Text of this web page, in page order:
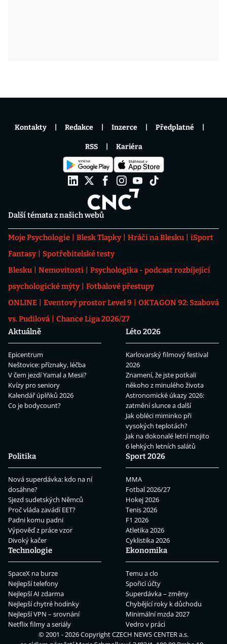
Další témata z našich webů
Moje Psychologie Blesk Tlapky Hráči na Blesku
iSport
Fantasy
Spotřebitelské testy
Blesku
Nemovitosti
Psychologika - podcast rozbíjející
psychologické mýty
Fotbalové přestupy
ONLINE
Eventový prostor Level 9
OKTAGON 92: Szabová
vs. Pudilová
Chance Liga 2026/27
Aktuálně
Epicentrum
Neštovice: příznaky, léčba
V čem jezdí Yamal a Mesii?
Kvízy pro seniory
Kalendář úplňků 2026
Co je bodycount?
Léto 2026
Karlovarský filmový festival
2026
Znamení, že jste potkali
někoho z minulého života
Astronomické úkazy 2026:
zatmění slunce a další
Jak obléci miminko při
vysokých teplotách?
Jak na dokonalé letní mojito
6 lehkých letních salátů
Politika
Nová superdávka: kdo na ní
dosáhne?
Sjezd sudetských Němců
Proč vláda zavádí EET?
Padni komu padni
Výpověď z práce vzor
Divoký kačer
Sport 2026
MMA
Fotbal 2026/27
Hokej 2026
Tenis 2026
F1 2026
Atletika 2026
Cyklistika 2026
Technologie
SpaceX na burze
Nejlepší telefony
Nejlepší AI zdarma
Nejlepší chytré hodinky
Nejlepší VPN – srovnání
Netflix filmy a seriály
Ekonomika
Temu a clo
Spořicí účty
Superdávka – změny
Chybějící roky k důchodu
Minimální mzda 2027
Vedro v práci
Kontakty Redakce Inzerce Předplatné
RSS Kariéra
© 2001 - 2026 CopyrightCZECH NEWS CENTER a.s.